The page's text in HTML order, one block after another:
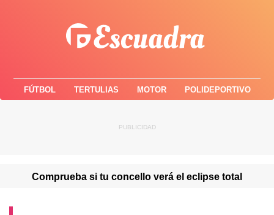
FÚTBOL TERTULIAS MOTOR POLIDEPORTIVO
Comprueba si tu concello verá el eclipse total